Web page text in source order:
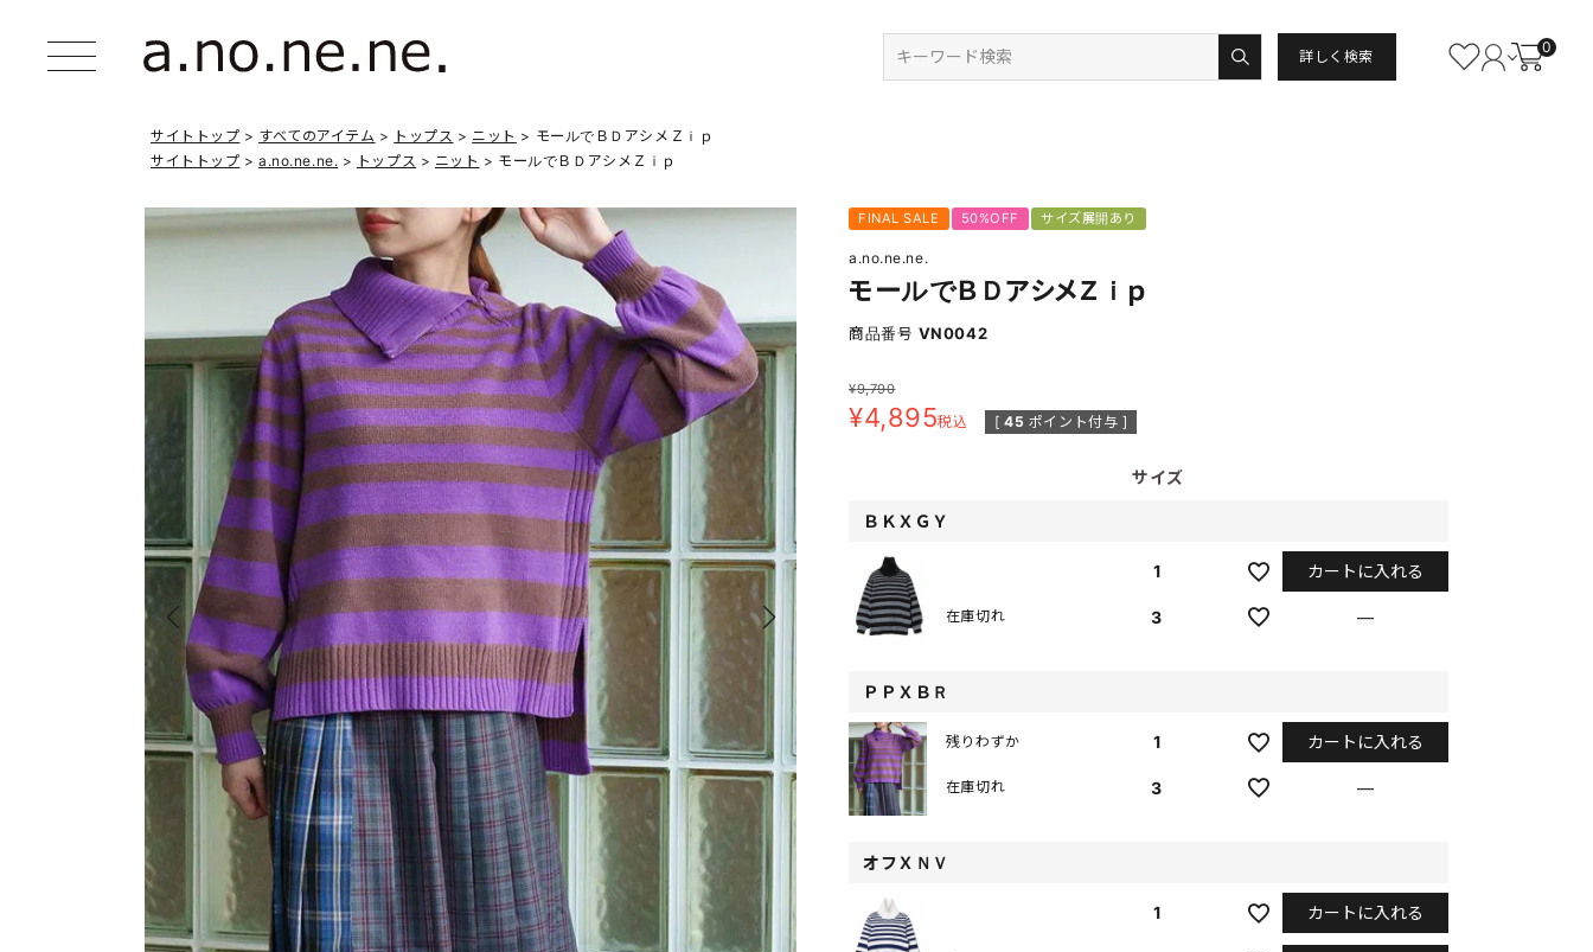
詳しく検索
0
サイトトップ すべてのアイテム トップス ニット
モールでＢＤアシメＺｉｐ
サイトトップ
a.no.ne.ne. トップス ニット モールでＢＤアシメＺｉｐ
FINAL SALE 50%OFF サイズ展開あり
a.no.ne.ne.
モールでＢＤアシメＺｉｐ
商品番号 VN0042
¥9,790
¥4,895税込 [ 45 ポイント付与 ]
サイズ
ＢＫＸＧＹ
1 カートに入れる
3
在庫切れ —
ＰＰＸＢＲ
1
残りわずか カートに入れる
3
在庫切れ —
オフＸＮＶ
1 カートに入れる